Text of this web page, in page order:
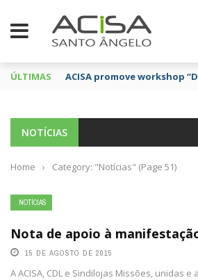
ÚLTIMAS ACISA promove workshop
NOTÍCIAS
Home › Category: "Notícias" (Page 51)
NOTÍCIAS
Nota de apoio à
15 DE AGOSTO DE 2015
A ACISA, CDL e Sindilojas Missões, unidas e